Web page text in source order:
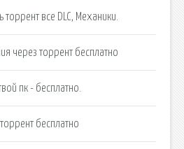
все DLC, Механики.
через торрент бесплатно
пк - бесплатно.
бесплатно